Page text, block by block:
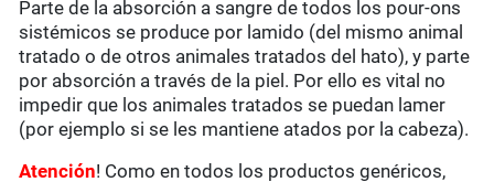
Parte de la absorción a sangre de todos los pour-ons
sistémicos se produce por lamido (del mismo animal
tratado o de otros animales tratados del hato), y parte
por absorción a través de la piel. Por ello es vital no
impedir que los animales tratados se puedan lamer
(por ejemplo si se les mantiene atados por la cabeza).
Atención! Como en todos los productos genéricos,